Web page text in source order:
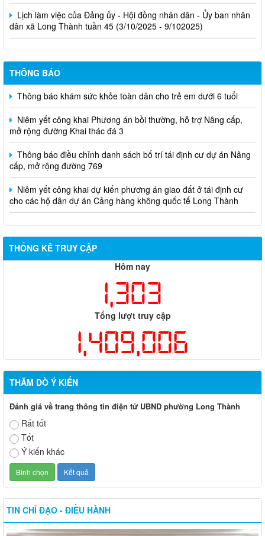
Lịch làm việc của Đảng ủy - Hội đồng nhân dân - Ủy ban nhân
dân xã Long Thành tuần 45 (3/10/2025 - 9/102025)
THÔNG BÁO
Thông báo khám sức khỏe toàn dân cho trẻ em dưới 6 tuổi
Niêm yết công khai Phương án bồi thường, hỗ trợ Nâng cấp,
mở rộng đường Khai thác đá 3
Thông báo điều chỉnh danh sách bố trí tái định cư dự án Nâng
cấp, mở rộng đường 769
Niêm yết công khai dự kiến phương án giao đất ở tái định cư
cho các hộ dân dự án Cảng hàng không quốc tế Long Thành
THỐNG KÊ TRUY CẬP
Hôm nay
1,303
Tổng lượt truy cập
1,409,006
THĂM DÒ Ý KIẾN
Đánh giá về trang thông tin điện tử UBND phường Long Thành
Rất tốt
Tốt
Ý kiến khác
TIN CHỈ ĐẠO - ĐIỀU HÀNH